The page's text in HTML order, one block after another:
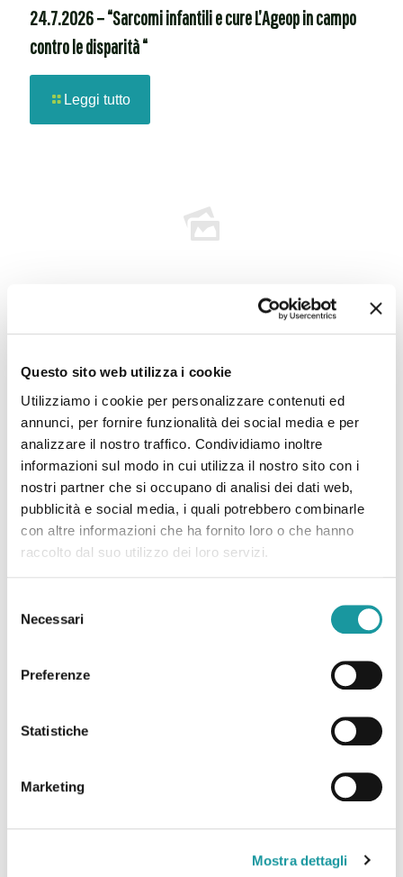
Questo sito web utilizza i cookie
Utilizziamo i cookie per personalizzare contenuti ed
annunci, per fornire funzionalità dei social media e per
analizzare il nostro traffico. Condividiamo inoltre
informazioni sul modo in cui utilizza il nostro sito con i
nostri partner che si occupano di analisi dei dati web,
pubblicità e social media, i quali potrebbero combinarle
con altre informazioni che ha fornito loro o che hanno
raccolto dal suo utilizzo dei loro servizi.
delNecessari
Preferenze
Statistiche
Marketing
Mostra dettagli
24.7.2026 – “Sarcomi infantili e cure L’Ageop in campo
contro le disparità “
Leggi tutto
22.6.2026 – “Morto Andrea ‘Floppy’ Filippini, l’infermiere
che assieme ad Ageop ha portato ai più piccoli il teatro in
corsia: ‘Ha saputo curare’”
Leggi tutto
22.6.2026 – “Andrea Filippini Floppy è morto. Addio
magica” “
Leggi tutto